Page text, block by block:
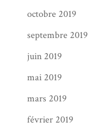
octobre 2019
septembre 2019
juin 2019
mai 2019
mars 2019
février 2019